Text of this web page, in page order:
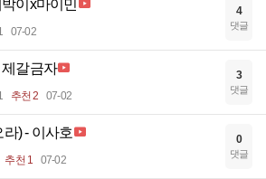
이x마이민
07-02
4
댓글
갈금자
추천 2 07-02
3
댓글
) - 이사호
추천 1 07-02
0
댓글